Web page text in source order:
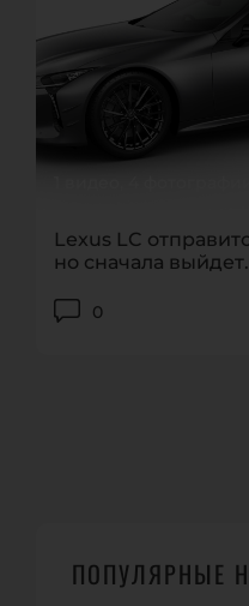
Lexus LC
но сначала выйдет
0
ПОПУЛЯРНЫЕ